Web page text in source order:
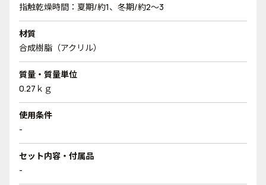
指触乾燥時間：夏期/約1、冬期/約2～3
材質
合成樹脂（アクリル）
質量・質量単位
0.27ｋｇ
使用条件
-
セット内容・付属品
-